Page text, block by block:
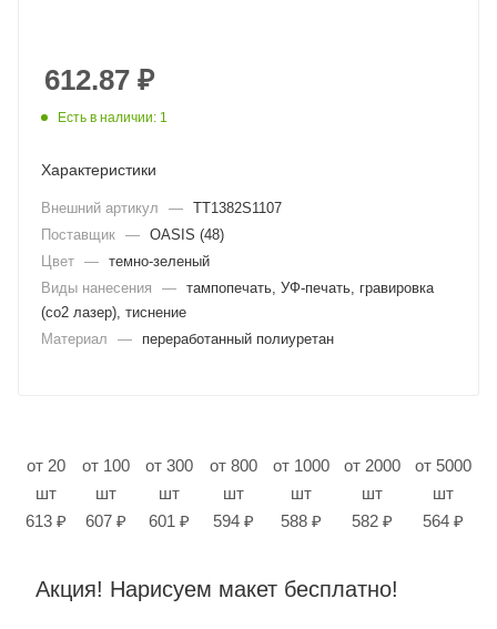
612.87 ₽
Есть в наличии: 1
Характеристики
Внешний артикул — TT1382S1107
Поставщик — OASIS (48)
Цвет — темно-зеленый
Виды нанесения
— тампопечать, УФ-печать, гравировка
(co2 лазер), тиснение
Материал
— переработанный полиуретан
от 20
шт
613 ₽
от 100
шт
607 ₽
от 300
шт
601 ₽
от 800
шт
594 ₽
от 1000
шт
588 ₽
от 2000
шт
582 ₽
от 5000
шт
564 ₽
Акция! Нарисуем макет бесплатно!